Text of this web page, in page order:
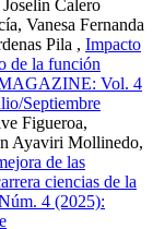
Calero
Vanesa Fernanda
Pila , Impacto
de la función
Vol. 4
Septiembre
Figueroa,
Ayaviri Mollinedo,
de las
ciencias de la
4 (2025):